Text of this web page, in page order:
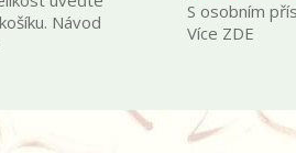
Návod
S osobním
Více ZDE